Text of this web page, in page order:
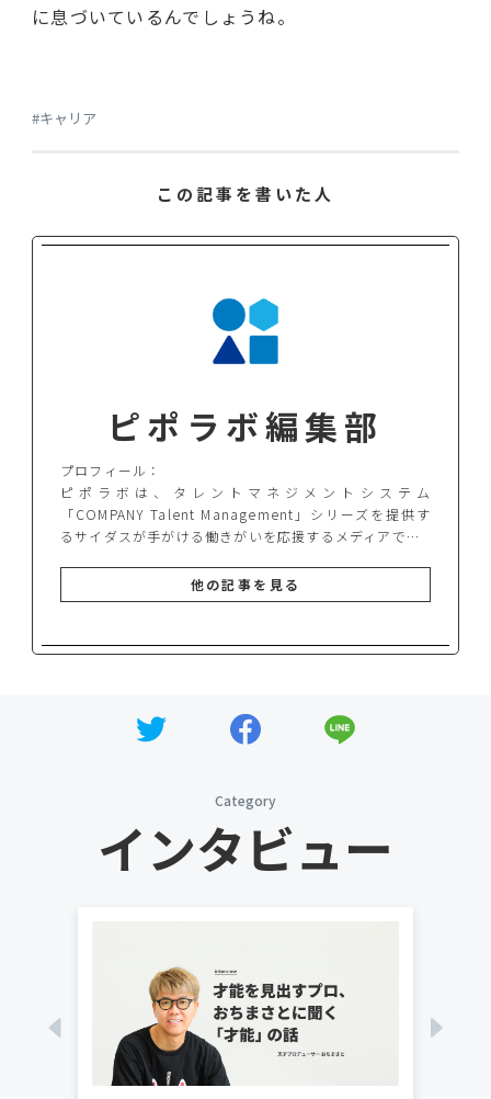
に息づいているんでしょうね。
#キャリア
この記事を書いた人
ピポラボ編集部
プロフィール：
ピポラボは、タレントマネジメントシステム
「COMPANY Talent Management」シリーズを提供す
るサイダスが手がける働きがいを応援するメディアで…
他の記事を見る
Category
インタビュー